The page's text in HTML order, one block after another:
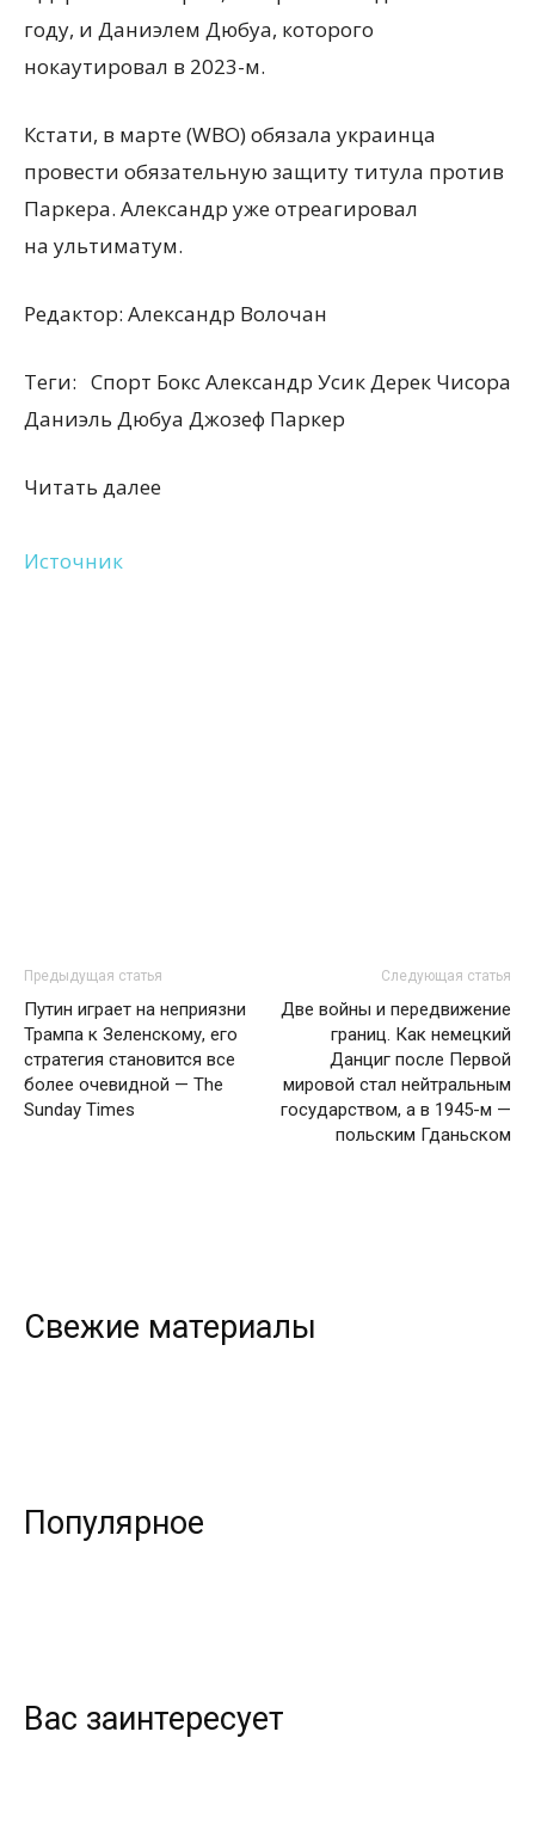
году, и Даниэлем Дюбуа, которого
нокаутировал в 2023-м.
Кстати, в марте(WBO) обязала украинца
провести обязательную защиту титула против
Паркера. Александр уже отреагировал
на ультиматум.
Редактор: Александр Волочан
Теги: Спорт Бокс Александр Усик Дерек Чисора
Даниэль Дюбуа Джозеф Паркер
Читать далее
Источник
Предыдущая статья
Путин играет на неприязни
Трампа к Зеленскому, его
стратегия становится все
более очевидной — The
Sunday Times
Следующая статья
Две войны и передвижение
границ. Как немецкий
Данциг после Первой
мировой стал нейтральным
государством, а в 1945-м —
польским Гданьском
Свежие материалы
Популярное
Вас заинтересует